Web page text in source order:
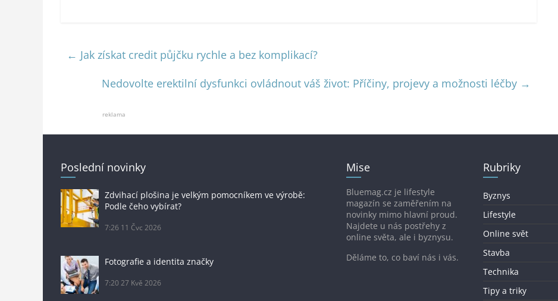
← Jak získat credit půjčku rychle a bez komplikací?
Nedovolte erektilní dysfunkci ovládnout váš život: Příčiny, projevy a možnosti léčby →
reklama
Poslední novinky
Zdvihací plošina je velkým pomocníkem ve výrobě:
Podle čeho vybírat?
7:26 11 Čvc 2026
Fotografie a identita značky
7:20 27 Kvě 2026
Mise
Bluemag.cz je lifestyle
magazín se zaměřením na
novinky mimo hlavní proud.
Najdete u nás postřehy z
online světa, ale i byznysu.
Děláme to, co baví nás i vás.
Rubriky
Byznys
Lifestyle
Online svět
Stavba
Technika
Tipy a triky